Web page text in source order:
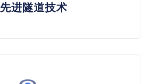
先进隧道技术